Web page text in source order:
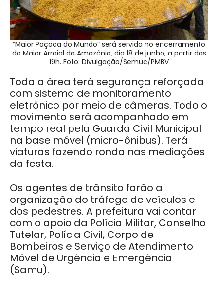
“Maior Paçoca do Mundo” será servida no encerramento
do Maior Arraial da Amazônia, dia 18 de junho, a partir das
19h. Foto: Divulgação/Semuc/PMBV
Toda a área terá segurança reforçada
com sistema de monitoramento
eletrônico por meio de câmeras. Todo o
movimento será acompanhado em
tempo real pela Guarda Civil Municipal
na base móvel (micro-ônibus). Terá
viaturas fazendo ronda nas mediações
da festa.
Os agentes de trânsito farão a
organização do tráfego de veículos e
dos pedestres. A prefeitura vai contar
com o apoio da Polícia Militar, Conselho
Tutelar, Polícia Civil, Corpo de
Bombeiros e Serviço de Atendimento
Móvel de Urgência e Emergência
(Samu).